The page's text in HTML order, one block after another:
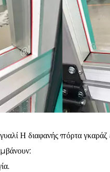
Η διαφανής πόρτα γκαράζ